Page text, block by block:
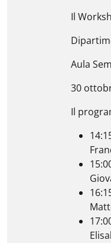
Il
Aula
30
Il